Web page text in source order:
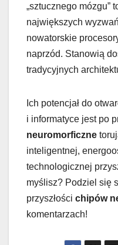
„sztucznego mózgu”
największych
nowatorskie
naprzód. Stanowią
tradycyjnych
Ich potencjał do
i informatyce jest po
neuromorficzne
inteligentnej,
technologicznej
myślisz? Podziel się
przyszłości chipów
komentarzach!